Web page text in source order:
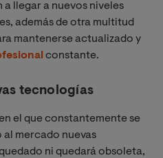
a llegar a nuevos niveles
además de otra multitud
mantenerse actualizado y
constante.
tecnologías
el que constantemente se
al mercado nuevas
ni quedará obsoleta,